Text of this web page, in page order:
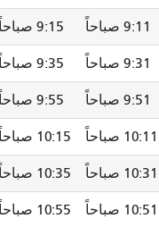
9:11 صباحاً 9:15 صباحاً
9:31 صباحاً 9:35 صباحاً
9:51 صباحاً 9:55 صباحاً
10:11 صباحاً 10:15 صباحاً
10:31 صباحاً 10:35 صباحاً
10:51 صباحاً 10:55 صباحاً